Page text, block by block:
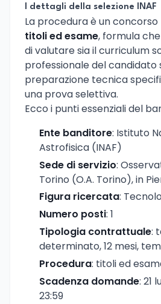
I dettagli della selezione INAF
La procedura è un
titoli ed esame, formula
di valutare sia il curriculum
professionale del candidato
preparazione tecnica
una prova selettiva.
Ecco i punti essenziali del
Ente banditore: Istituto
Astrofisica (INAF)
Sede di servizio:
Torino (O.A. Torino), in
Figura ricercata:
Numero posti: 1
Tipologia contrattuale:
determinato, 12 mesi,
Procedura: titoli ed
Scadenza domande: 21
23:59